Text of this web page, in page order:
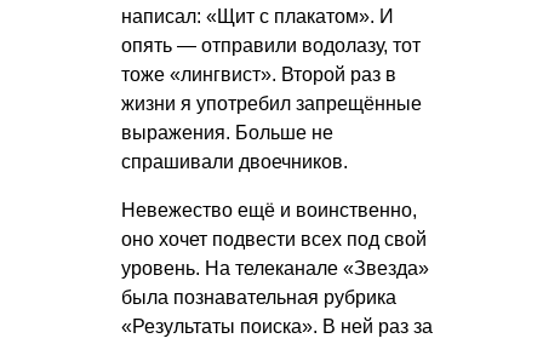
написал: «Щит с плакатом». И
опять — отправили водолазу, тот
тоже «лингвист». Второй раз в
жизни я употребил запрещённые
выражения. Больше не
спрашивали двоечников.
Невежество ещё и воинственно,
оно хочет подвести всех под свой
уровень. На телеканале «Звезда»
была познавательная рубрика
«Результаты поиска». В ней раз за